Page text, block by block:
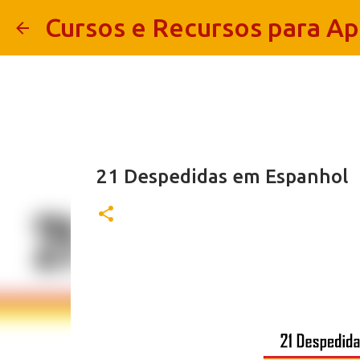
Cursos e Recursos para
21 Despedidas em Espanhol